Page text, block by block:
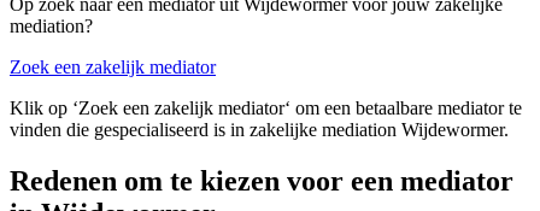
Op zoek naar een mediator uit Wijdewormer voor jouw zakelijke
mediation?
Zoek een zakelijk mediator
Klik op ‘Zoek een zakelijk mediator‘ om een betaalbare mediator te
vinden die gespecialiseerd is in zakelijke mediation Wijdewormer.
Redenen om te kiezen voor een mediator